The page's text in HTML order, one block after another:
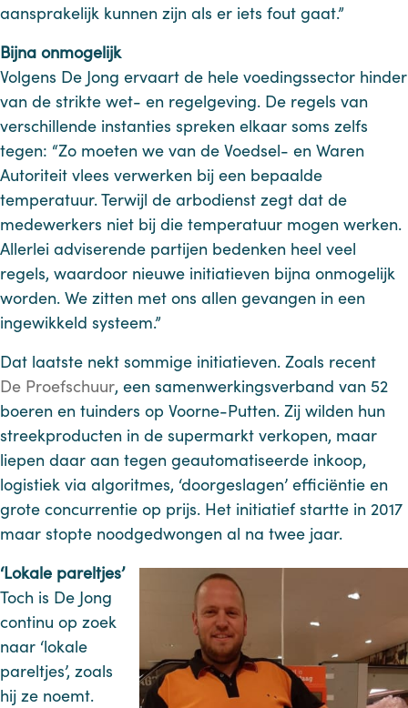
aansprakelijk kunnen zijn als er iets fout gaat.”
Bijna onmogelijk
Volgens De Jong ervaart de hele voedingssector hinder
van de strikte wet- en regelgeving. De regels van
verschillende instanties spreken elkaar soms zelfs
tegen: “Zo moeten we van de Voedsel- en Waren
Autoriteit vlees verwerken bij een bepaalde
temperatuur. Terwijl de arbodienst zegt dat de
medewerkers niet bij die temperatuur mogen werken.
Allerlei adviserende partijen bedenken heel veel
regels, waardoor nieuwe initiatieven bijna onmogelijk
worden. We zitten met ons allen gevangen in een
ingewikkeld systeem.”
Dat laatste nekt sommige initiatieven. Zoals recent
De Proefschuur, een samenwerkingsverband van 52
boeren en tuinders op Voorne-Putten. Zij wilden hun
streekproducten in de supermarkt verkopen, maar
liepen daar aan tegen geautomatiseerde inkoop,
logistiek via algoritmes, ‘doorgeslagen’ efficiëntie en
grote concurrentie op prijs. Het initiatief startte in 2017
maar stopte noodgedwongen al na twee jaar.
‘Lokale pareltjes’
Toch is De Jong
continu op zoek
naar ‘lokale
pareltjes’, zoals
hij ze noemt.